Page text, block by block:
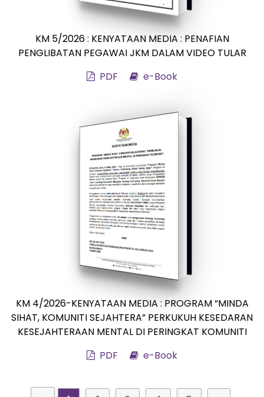
KM 5/2026 : KENYATAAN MEDIA : PENAFIAN
PENGLIBATAN PEGAWAI JKM DALAM VIDEO TULAR
PDF
e-Book
KM 4/2026-KENYATAAN MEDIA : PROGRAM “MINDA
SIHAT, KOMUNITI SEJAHTERA” PERKUKUH KESEDARAN
KESEJAHTERAAN MENTAL DI PERINGKAT KOMUNITI
PDF
e-Book